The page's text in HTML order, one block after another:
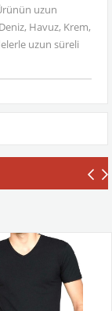
uzun
Havuz, Krem,
uzun süreli